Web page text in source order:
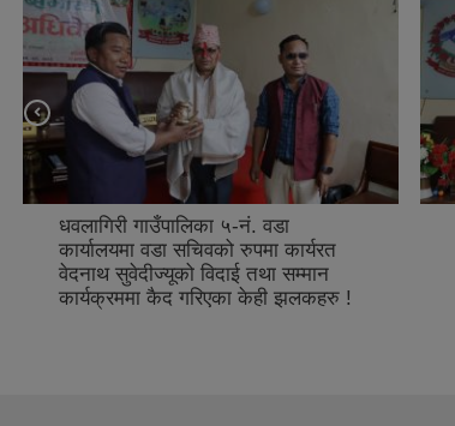
मिति २०८३/०३/०९ गते आयोजना
गरिएको धवलागिरी गाउँपालिकाको २६औं
वर्षे अधिवेशन कार्यक्रममा कैद गरिएका
केही तस्विरहरु !